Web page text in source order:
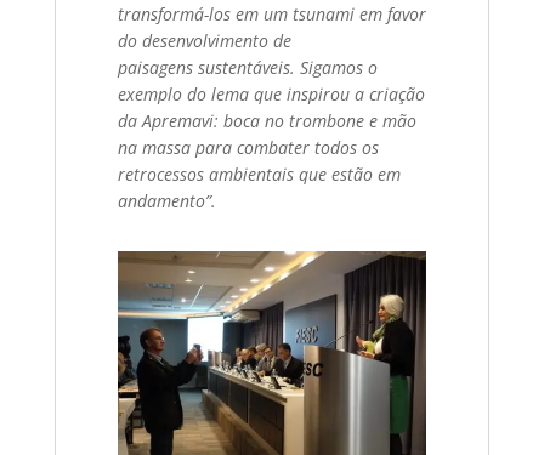
transformá-los em um tsunami em favor
do desenvolvimento de
paisagens sustentáveis. Sigamos o
exemplo do lema que inspirou a criação
da Apremavi: boca no trombone e mão
na massa para combater todos os
retrocessos ambientais que estão em
andamento”.